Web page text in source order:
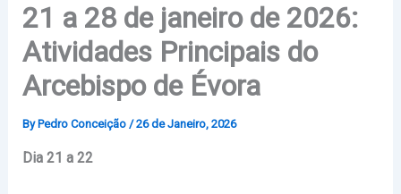
21 a 28 de janeiro de 2026:
Atividades Principais do
Arcebispo de Évora
By Pedro Conceição /26 de Janeiro, 2026
Dia 21 a 22